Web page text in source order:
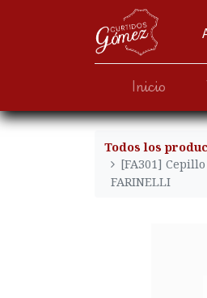
Inicio
Todos los
[FA301] Cepillo
FARINELLI